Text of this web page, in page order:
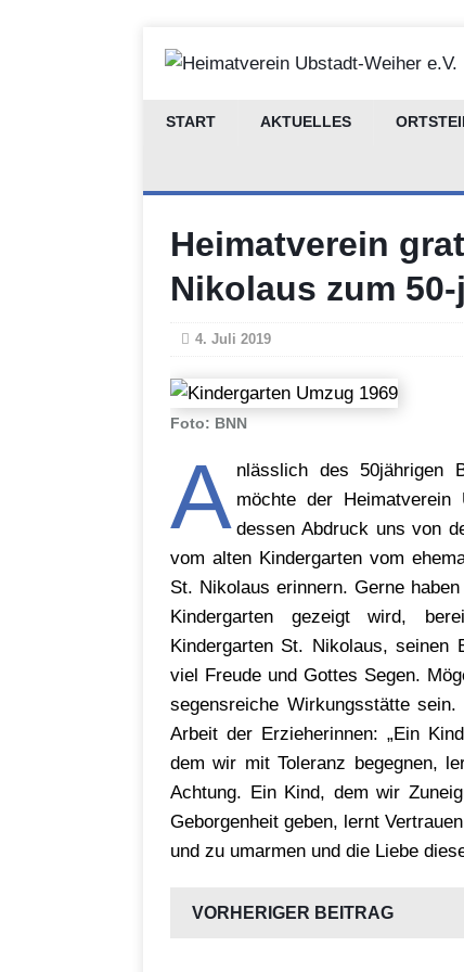
START AKTUELLES
Heimatverein
Nikolaus zum
4. Juli 2019
Foto: BNN
A nlässlich des 50jährigen
möchte der Heimatverein
dessen Abdruck uns von
vom alten Kindergarten vom
St. Nikolaus erinnern. Gerne
Kindergarten gezeigt wird,
Kindergarten St. Nikolaus, seinen
viel Freude und Gottes Segen.
segensreiche Wirkungsstätte
Arbeit der Erzieherinnen: „Ein
dem wir mit Toleranz begegnen,
Achtung. Ein Kind, dem wir
Geborgenheit geben, lernt
und zu umarmen und die Liebe
VORHERIGER BEITRAG